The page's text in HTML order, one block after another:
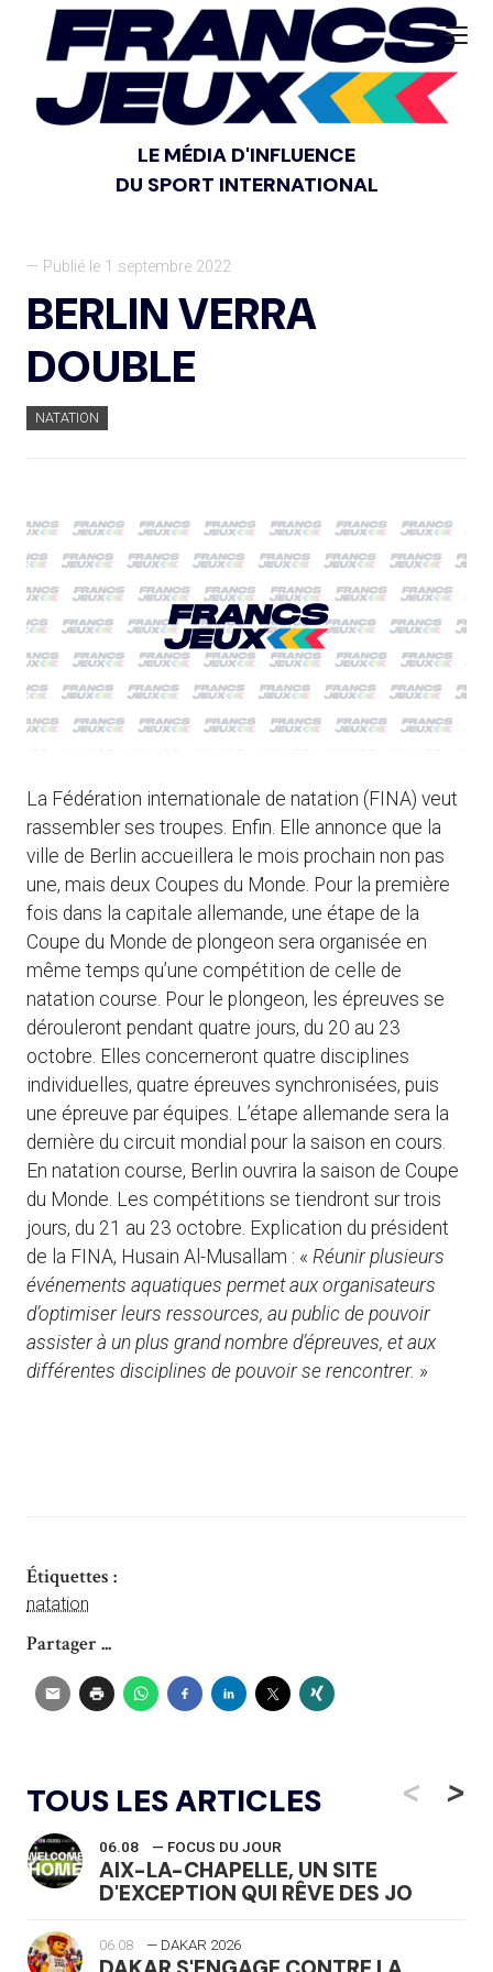
LE MÉDIA D'INFLUENCE
DU SPORT INTERNATIONAL
— Publié le 1 septembre 2022
BERLIN VERRA
DOUBLE
NATATION
La Fédération internationale de natation (FINA) veut
rassembler ses troupes. Enfin. Elle annonce que la
ville de Berlin accueillera le mois prochain non pas
une, mais deux Coupes du Monde. Pour la première
fois dans la capitale allemande, une étape de la
Coupe du Monde de plongeon sera organisée en
même temps qu’une compétition de celle de
natation course. Pour le plongeon, les épreuves se
dérouleront pendant quatre jours, du 20 au 23
octobre. Elles concerneront quatre disciplines
individuelles, quatre épreuves synchronisées, puis
une épreuve par équipes. L’étape allemande sera la
dernière du circuit mondial pour la saison en cours.
En natation course, Berlin ouvrira la saison de Coupe
du Monde. Les compétitions se tiendront sur trois
jours, du 21 au 23 octobre. Explication du président
de la FINA, Husain Al-Musallam : « Réunir plusieurs
événements aquatiques permet aux organisateurs
d’optimiser leurs ressources, au public de pouvoir
assister à un plus grand nombre d’épreuves, et aux
différentes disciplines de pouvoir se rencontrer. »
Étiquettes :
natation
Partager ...
TOUS LES ARTICLES <
06.08 — FOCUS DU JOUR
AIX-LA-CHAPELLE, UN SITE
D'EXCEPTION QUI RÊVE DES JO
06.08 — DAKAR 2026
>